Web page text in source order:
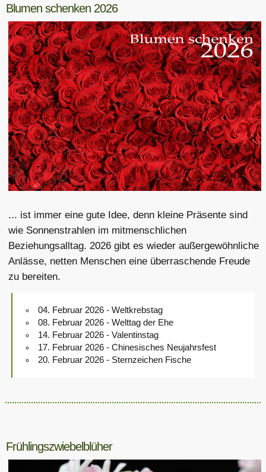
Blumen schenken 2026
... ist immer eine gute Idee, denn kleine Präsente sind
wie Sonnenstrahlen im mitmenschlichen
Beziehungsalltag. 2026 gibt es wieder außergewöhnliche
Anlässe, netten Menschen eine überraschende Freude
zu bereiten.
04. Februar 2026 - Weltkrebstag
08. Februar 2026 - Welttag der Ehe
14. Februar 2026 - Valentinstag
17. Februar 2026 - Chinesisches Neujahrsfest
20. Februar 2026 - Sternzeichen Fische
Frühlingszwiebelblüher